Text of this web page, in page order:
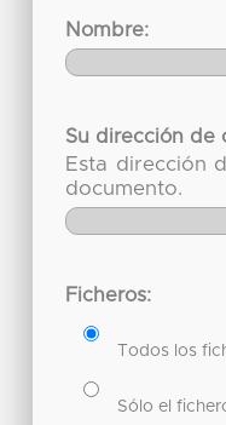
Nombre:
Su dirección de
Esta dirección
documento.
Ficheros:
Todos los
Sólo el